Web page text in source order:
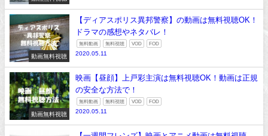
動画無料視聴
【ディアスポリス異邦警察】の動画は無料視聴OK！
ドラマの感想やネタバレ！
無料動画 無料視聴 VOD FOD
2020.05.11
動画無料視聴
映画【昼顔】上戸彩主演は無料視聴OK！動画は正規
の安全な方法で！
無料動画 無料視聴 VOD FOD
2020.05.11